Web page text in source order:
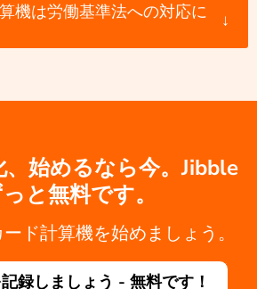
機は労働基準法への対応に
↓
、始めるなら今。Jibble
と無料です。
ド計算機を始めましょう。
録しましょう - 無料です！